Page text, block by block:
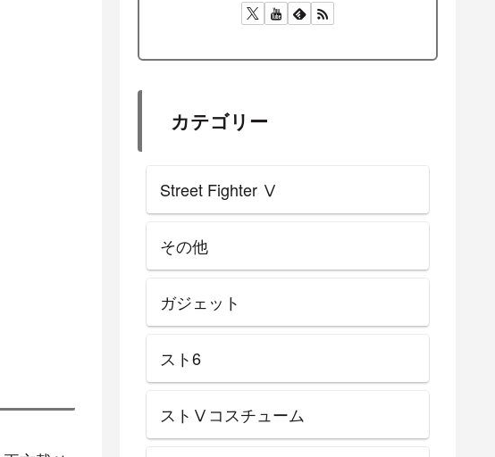
feever33
会社役員兼情報システム管理
は最大1600台。
を更新予定です。
コメント・質問などお気軽に連